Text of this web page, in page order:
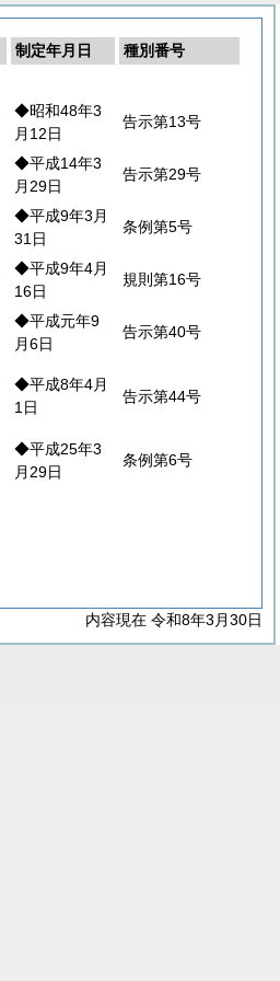
制定年月日
種別番号
◆昭和48年3
月12日
告示第13号
◆平成14年3
月29日
告示第29号
◆平成9年3月
31日
条例第5号
◆平成9年4月
16日
規則第16号
◆平成元年9
月6日
告示第40号
◆平成8年4月
1日
告示第44号
◆平成25年3
月29日
条例第6号
内容現在 令和8年3月30日